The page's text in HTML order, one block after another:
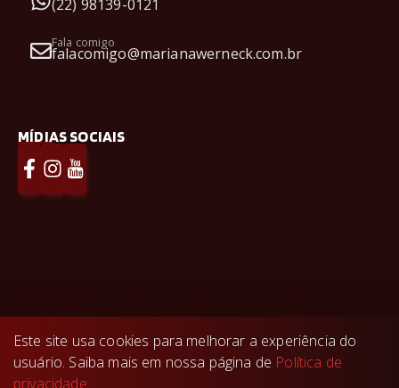
(22) 98139-0121
Fala comigo
falacomigo@marianawerneck.com.br
MÍDIAS SOCIAIS
direitos reservados.
Este site usa cookies para melhorar a experiência do
usuário. Saiba mais em nossa página de Política de
privacidade